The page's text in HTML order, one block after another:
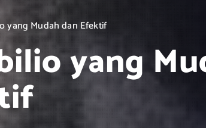
yang Mudah dan Efektif
yang